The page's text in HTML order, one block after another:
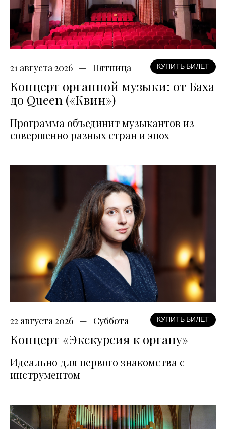
21 августа 2026 Пятница КУПИТЬ БИЛЕТ
Концерт органной музыки: от Баха
до Queen («Квин»)
Программа объединит музыкантов из
совершенно разных стран и эпох
22 августа 2026 Суббота КУПИТЬ БИЛЕТ
Концерт «Экскурсия к органу»
Идеально для первого знакомства с
инструментом